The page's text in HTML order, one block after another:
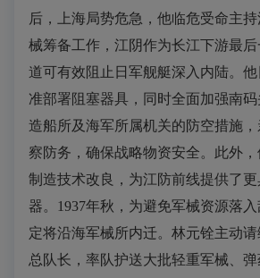
后，上海局势危急，他临危受命主
械筹备工作，江阴作为长江下游最
道可有效阻止日军舰艇深入内陆。
准部署阻塞器具，同时全面加强南
造船所及海军所属机关的防空措施
察防务，确保战略物资安全。此外
制造技术改良，为江防前线提供了
器。1937年秋，为避免军械资源落
定将沿海军械所内迁。林元铨主动
总队长，率队护送大批轻重军械、